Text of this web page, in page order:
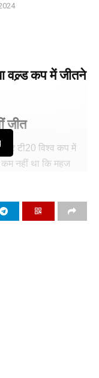
वल्र्ड कप में जीतने
जीत
पर टी20 विश्व कप में
नहीं था कि महज
लेते हुए भारतीय जीत के